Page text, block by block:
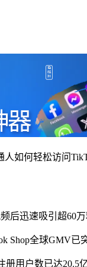
如何轻松访问
后迅速吸引超60
Shop全球GMV已
用户数已达20.5